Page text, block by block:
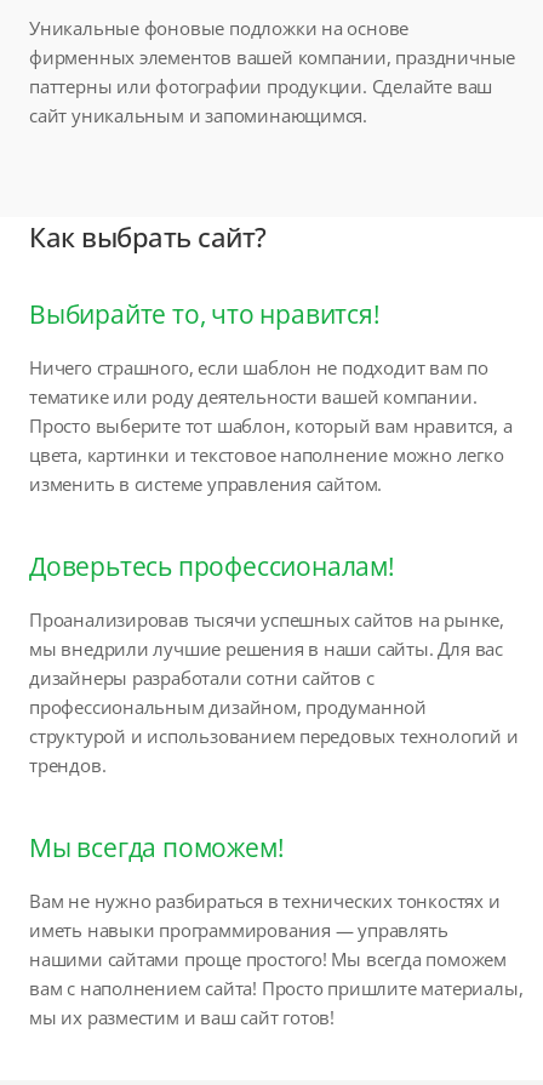
Уникальные фоновые подложки на основе
фирменных элементов вашей компании, праздничные
паттерны или фотографии продукции. Сделайте ваш
сайт уникальным и запоминающимся.
Как выбрать сайт?
Выбирайте то, что нравится!
Ничего страшного, если шаблон не подходит вам по
тематике или роду деятельности вашей компании.
Просто выберите тот шаблон, который вам нравится, а
цвета, картинки и текстовое наполнение можно легко
изменить в системе управления сайтом.
Доверьтесь профессионалам!
Проанализировав тысячи успешных сайтов на рынке,
мы внедрили лучшие решения в наши сайты. Для вас
дизайнеры разработали сотни сайтов с
профессиональным дизайном, продуманной
структурой и использованием передовых технологий и
трендов.
Мы всегда поможем!
Вам не нужно разбираться в технических тонкостях и
иметь навыки программирования — управлять
нашими сайтами проще простого! Мы всегда поможем
вам с наполнением сайта! Просто пришлите материалы,
мы их разместим и ваш сайт готов!